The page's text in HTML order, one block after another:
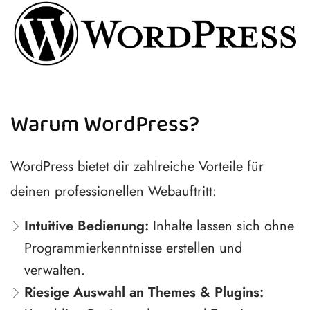
Warum WordPress?
WordPress bietet dir zahlreiche Vorteile für
deinen professionellen Webauftritt:
Intuitive Bedienung: Inhalte lassen sich ohne
Programmierkenntnisse erstellen und
verwalten.
Riesige Auswahl an Themes & Plugins: